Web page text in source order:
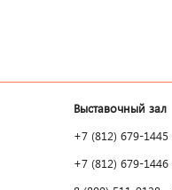
Выставочный зал
+7 (812) 679-
+7 (812) 679-